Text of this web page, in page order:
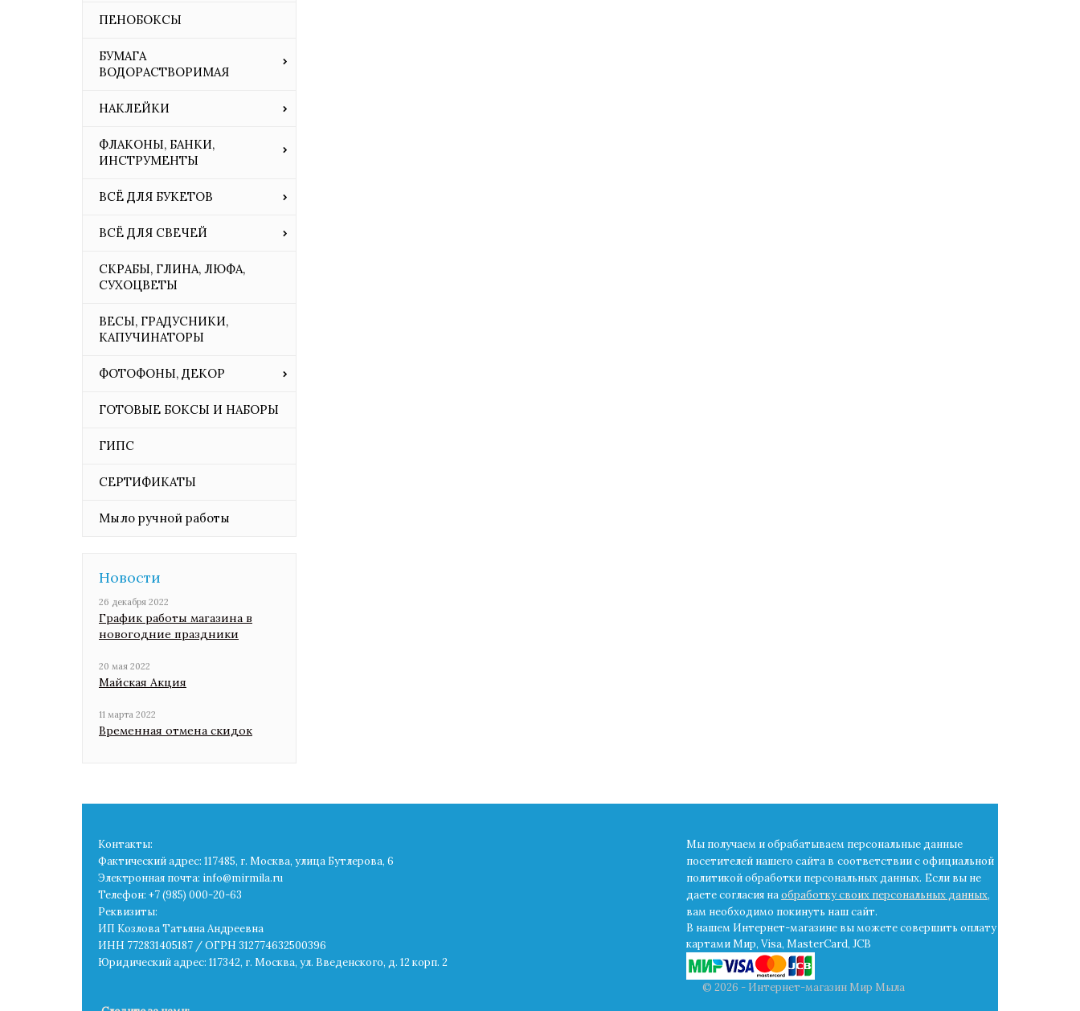
ПЕНОБОКСЫ
БУМАГА
ВОДОРАСТВОРИМАЯ
НАКЛЕЙКИ
ФЛАКОНЫ, БАНКИ,
ИНСТРУМЕНТЫ
ВСЁ ДЛЯ БУКЕТОВ
ВСЁ ДЛЯ СВЕЧЕЙ
СКРАБЫ, ГЛИНА, ЛЮФА,
СУХОЦВЕТЫ
ВЕСЫ, ГРАДУСНИКИ,
КАПУЧИНАТОРЫ
ФОТОФОНЫ, ДЕКОР
ГОТОВЫЕ БОКСЫ И НАБОРЫ
ГИПС
СЕРТИФИКАТЫ
Мыло ручной работы
Новости
26 декабря 2022
График работы магазина в
новогодние праздники
20 мая 2022
Майская Акция
11 марта 2022
Временная отмена скидок
Контакты:
Фактический адрес: 117485, г. Москва, улица Бутлерова, 6
Электронная почта: info@mirmila.ru
Телефон: +7 (985) 000-20-63
Реквизиты:
ИП Козлова Татьяна Андреевна
ИНН 772831405187 / ОГРН 312774632500396
Юридический адрес: 117342, г. Москва, ул. Введенского, д. 12 корп. 2
Мы получаем и обрабатываем персональные данные
посетителей нашего сайта в соответствии с официальной
политикой обработки персональных данных. Если вы не
даете согласия наобработку своих персональных данных,
вам необходимо покинуть наш сайт.
В нашем Интернет-магазине вы можете совершить оплату
картами Мир, Visa, MasterCard, JCB
© 2026 - Интернет-магазин Мир Мыла